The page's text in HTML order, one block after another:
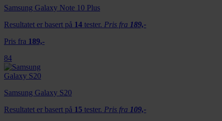
Samsung Galaxy Note 10 Plus
Resultatet er basert på 14 tester. Pris fra 189,-
Pris fra 189,-
84
Samsung Galaxy S20
Resultatet er basert på 15 tester. Pris fra 109,-